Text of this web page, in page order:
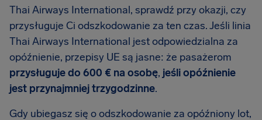
Thai Airways International, sprawdź przy okazji, czy
przysługuje Ci odszkodowanie za ten czas. Jeśli linia
Thai Airways International jest odpowiedzialna za
opóźnienie, przepisy UE są jasne: że pasażerom
przysługuje do 600 € na osobę, jeśli opóźnienie
jest przynajmniej trzygodzinne.
Gdy ubiegasz się o odszkodowanie za opóźniony lot,